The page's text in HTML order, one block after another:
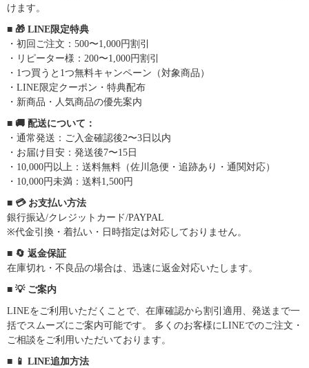
けます。
■ 🎁 LINE限定特典
・初回ご注文：500〜1,000円割引
・リピーター様：200〜1,000円割引
・1つ買うと1つ無料キャンペーン（対象商品）
・LINE限定クーポン・特典配布
・新商品・人気商品の優先案内
■ 🚚 配送について：
・通常発送：ご入金確認後2〜3日以内
・お届け目安：発送後7〜15日
・10,000円以上：送料無料（佐川急便・追跡あり・通関対応）
・10,000円未満：送料1,500円
■ 💳 お支払い方法
銀行振込/クレジットカード/PAYPAL
※代金引換・着払い・日時指定は対応しておりません。
■ 🔄 返金保証
在庫切れ・不良品の場合は、迅速に返金対応いたします。
■ 💡 ご案内
LINEをご利用いただくことで、在庫確認から割引適用、発送まで一
括でスムーズにご案内可能です。 多くのお客様にLINEでのご注文・
ご相談をご利用いただいております。
■ 📱 LINE追加方法